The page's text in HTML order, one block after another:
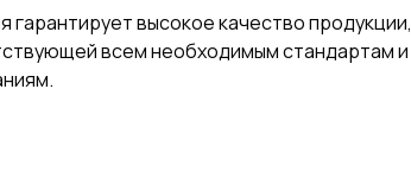
гарантирует высокое качество продукции,
всем необходимым стандартам и